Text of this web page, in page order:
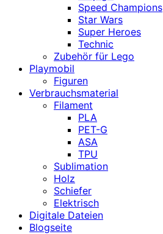
Speed Champions
Star Wars
Super Heroes
Technic
Zubehör für Lego
Playmobil
Figuren
Verbrauchsmaterial
Filament
PLA
PET-G
ASA
TPU
Sublimation
Holz
Schiefer
Elektrisch
Digitale Dateien
Blogseite